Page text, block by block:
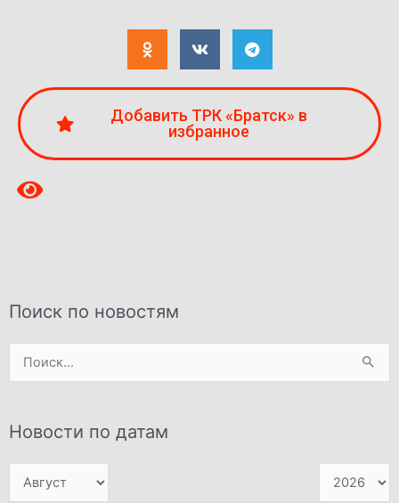
Добавить ТРК «Братск» в
избранное
Поиск по новостям
Поиск:
Новости по датам